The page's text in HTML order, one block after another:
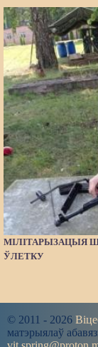
МІЛІТАРЫЗАЦЫЯ
ЎЛЕТКУ
© 2011 - 2026
матэрыялаў